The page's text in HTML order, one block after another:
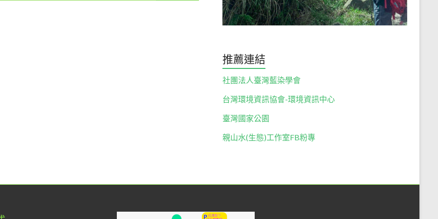
推薦連結
社團法人臺灣藍染學會
台灣環境資訊協會-環境資訊中心
臺灣國家公園
親山水(生態)工作室FB粉專